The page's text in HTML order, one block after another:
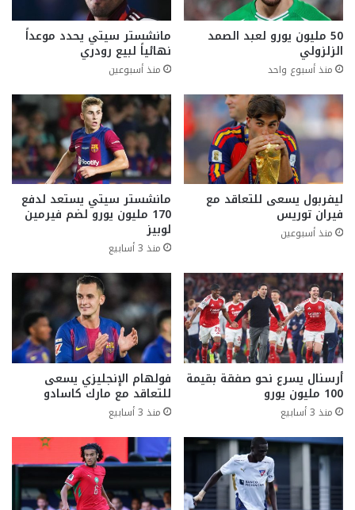
50 مليون يورو لعبد الصمد
الزلزولي
منذ أسبوع واحد
مانشستر سيتي يحدد موعداً
نهائياً لبيع رودري
منذ أسبوعين
ليفربول يسعى للتعاقد مع
فيران توريس
منذ أسبوعين
مانشستر سيتي يستعد لدفع
170 مليون يورو لضم فيرمين
لوبيز
منذ 3 أسابيع
أرسنال يسرع نحو صفقة بقيمة
100 مليون يورو
منذ 3 أسابيع
فولهام الإنجليزي يسعى
للتعاقد مع مارك كاسادو
منذ 3 أسابيع